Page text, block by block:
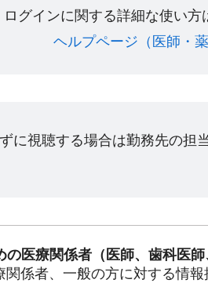
グインに関する詳細な使い方
ヘルプページ（医師・薬
に視聴する場合は勤務先の担
医療関係者（医師、歯科医師
係者、一般の方に対する情